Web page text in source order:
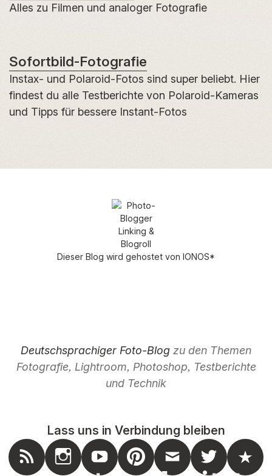
Alles zu Filmen und analoger Fotografie
Sofortbild-Fotografie
Instax- und Polaroid-Fotos sind super beliebt. Hier
findest du alle Testberichte von Polaroid-Kameras
und Tipps für bessere Instant-Fotos
Dieser Blog wird gehostet von IONOS*
Deutschsprachiger Foto-Blog zu den Themen
Fotografie, Lightroom, Photoshop, Testberichte
und Technik
Lass uns in Verbindung bleiben